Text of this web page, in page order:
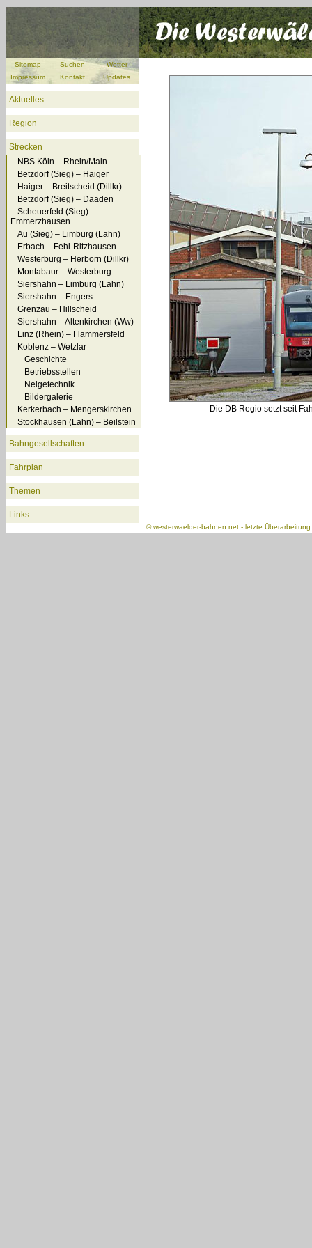
Sitemap Suchen
Wetter
Impressum
Kontakt Updates
Aktuelles
Region
Strecken
NBS Köln – Rhein/Main
Betzdorf (Sieg) – Haiger
Haiger – Breitscheid (Dillkr)
Betzdorf (Sieg) – Daaden
Scheuerfeld (Sieg) –
Emmerzhausen
Au (Sieg) – Limburg (Lahn)
Erbach – Fehl-Ritzhausen
Westerburg – Herborn (Dillkr)
Montabaur – Westerburg
Siershahn – Limburg (Lahn)
Siershahn – Engers
Grenzau – Hillscheid
Siershahn – Altenkirchen (Ww)
Linz (Rhein) – Flammersfeld
Koblenz – Wetzlar
Geschichte
Betriebsstellen
Neigetechnik
Bildergalerie
Kerkerbach – Mengerskirchen
Stockhausen (Lahn) – Beilstein
Bahngesellschaften
Fahrplan
Themen
Links
Die DB Regio setzt seit
©westerwaelder-bahnen.net - letzte